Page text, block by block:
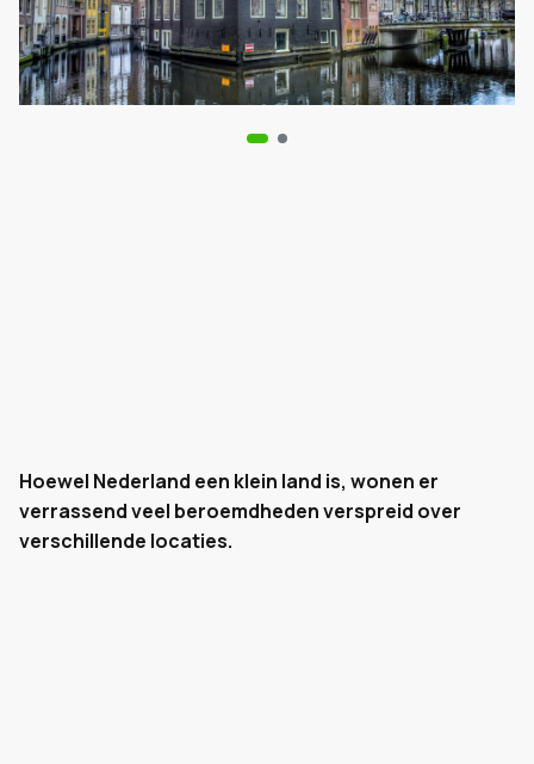
Hoewel Nederland een klein land is, wonen er
verrassend veel beroemdheden verspreid over
verschillende locaties.